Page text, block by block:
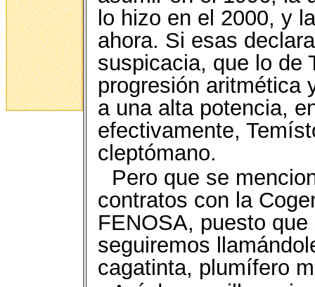
lo hizo en el 2000, y
ahora. Si esas
suspicacia, que lo de
progresión aritmética
a una alta potencia,
efectivamente,
cleptómano.
Pero que se
contratos con la
FENOSA, puesto
seguiremos
cagatinta, plumífero